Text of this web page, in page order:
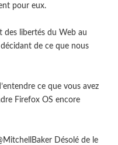
pour eux.
des libertés du Web au
de ce que nous
ce que vous avez
Firefox OS encore
Désolé de le